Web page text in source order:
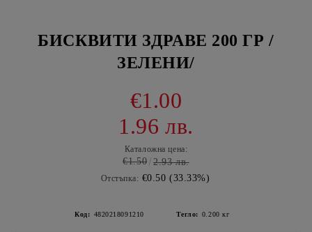
БИСКВИТИ ЗДРАВЕ 200 ГР /
ЗЕЛЕНИ/
€1.00
1.96 лв.
Каталожна цена:
€1.50 2.93 лв.
Отстъпка: €0.50 (33.33%)
Код: 4820218091210 Тегло: 0.200 кг